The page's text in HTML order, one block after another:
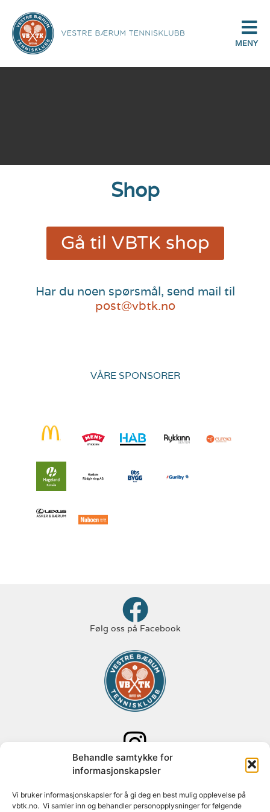
Behandle samtykke for
informasjonskapsler
Vi bruker informasjonskapsler for å gi deg en best mulig opplevelse på
vbtk.no. Vi samler inn og behandler personopplysninger for følgende
MENY
Shop
Gå til VBTK shop
Har du noen spørsmål, send mail til
post@vbtk.no
VÅRE SPONSORER
Følg oss på Facebook
Følg oss på Instagram
Adresse: Paal Bergs vei 125
1348 Rykkinn